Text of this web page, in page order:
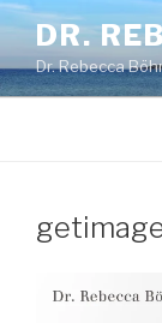
Zum
Inhalt
springen
DR.
Dr. Rebecca